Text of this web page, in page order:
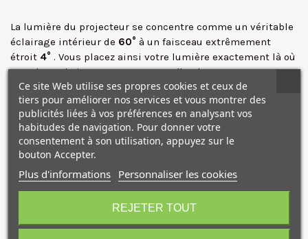
La lumière du projecteur se concentre comme un véritable
éclairage intérieur de 60° à un faisceau extrêmement
étroit 4° . Vous placez ainsi votre lumière exactement là où
vous le souhaitez sans provoquer d'ombres
supplémentaires indésirables.
Vous pouvez régler votre température de couleur en
variation continue de 3200K à 5600K.
Le réglage 5600K est idéal pour l'extérieur ou pour une
utilisation avec un HMI et des sources flash.
Le réglage 3200K est parfait pour les zones avec une
lumière ambiante dominante émise par des lampadaires
ainsi que pour les scènes de nuit impliquant la lumière
d'une bougie ou d'un feu.
Le projecteur fonctionne avec tous les accessoires de mise
Ce site Web utilise ses propres cookies et ceux de
tiers pour améliorer nos services et vous montrer des
publicités liées à vos préférences en analysant vos
habitudes de navigation. Pour donner votre
consentement à son utilisation, appuyez sur le
bouton Accepter.
Plus d'informations Personnaliser les cookies
REJETER TOUT
10€ OFFERTS sur votre
premier achat !
✕